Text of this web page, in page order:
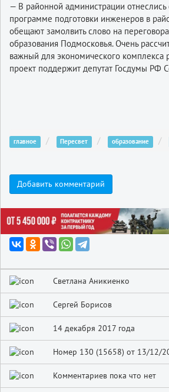
— В районной администрации
программе подготовки инженеров в
обещают замолвить слово на
образования Подмосковья. Очень
важный для экономического комплекса
проект поддержит депутат Госдумы РФ
главное Пересвет образование
Добавить комментарий
Светлана Аникиенко
Сергей Борисов
14 декабря 2017 года
Номер 130 (15658) от 13/12/
Комментариев пока что нет